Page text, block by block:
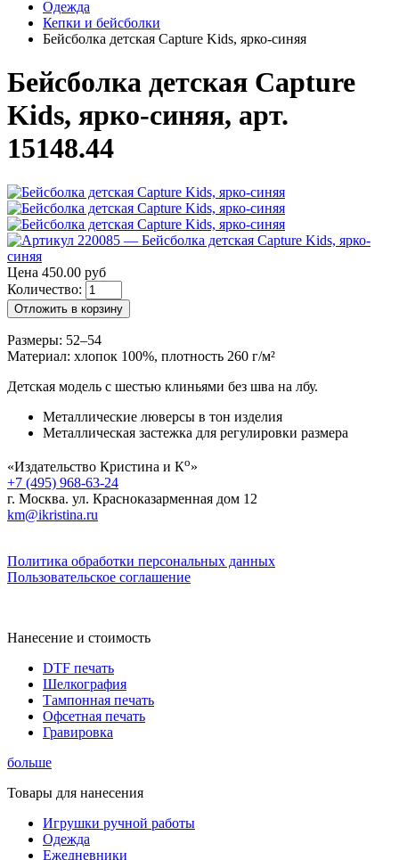
Одежда
Кепки и бейсболки
Бейсболка детская Capture Kids, ярко-синяя
Бейсболка детская Capture
Kids, ярко-синяя, арт.
15148.44
Цена 450.00 руб
Количество:
Отложить в корзину
Размеры: 52–54
Материал: хлопок 100%, плотность 260 г/м²
Детская модель с шестью клиньями без шва на лбу.
Металлические люверсы в тон изделия
Металлическая застежка для регулировки размера
«Издательство Кристина и Ко»
+7 (495) 968-63-24
г. Москва. ул. Красноказарменная дом 12
km@ikristina.ru
Политика обработки персональных данных
Пользовательское соглашение
Нанесение и стоимость
DTF печать
Шелкография
Тампонная печать
Офсетная печать
Гравировка
больше
Товары для нанесения
Игрушки ручной работы
Одежда
Ежедневники